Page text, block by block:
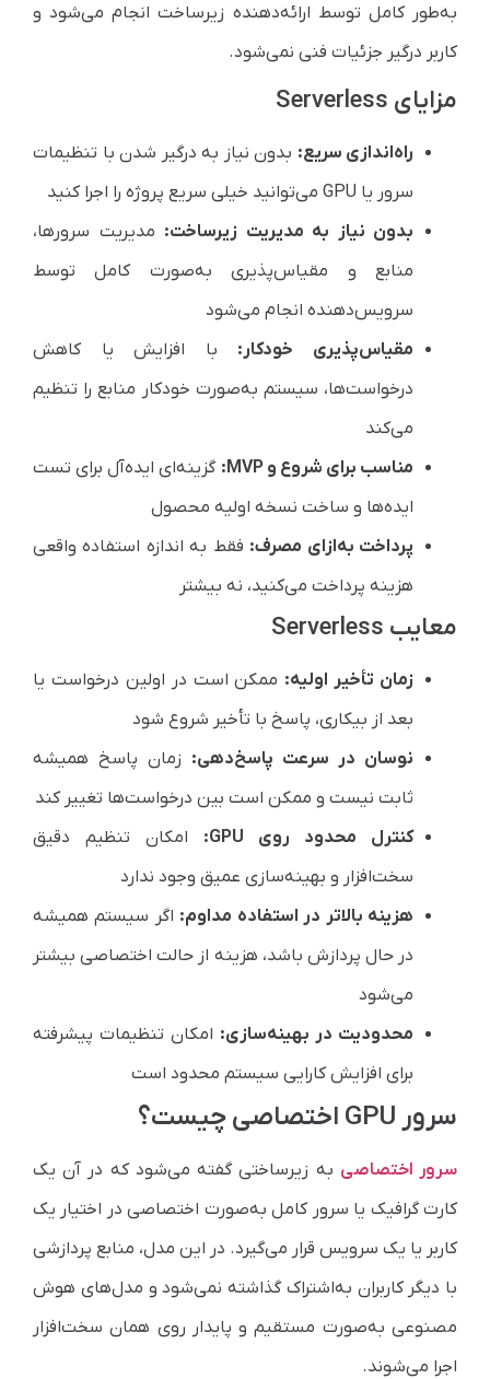
به‌طور کامل توسط ارائه‌دهنده زیرساخت انجام می‌شود و
کاربر درگیر جزئیات فنی نمی‌شود.
مزایای Serverless
راه‌اندازی سریع: بدون نیاز به درگیر شدن با تنظیمات
سرور یا GPU می‌توانید خیلی سریع پروژه را اجرا کنید
بدون نیاز به مدیریت زیرساخت: مدیریت سرورها،
منابع و مقیاس‌پذیری به‌صورت کامل توسط
سرویس‌دهنده انجام می‌شود
مقیاس‌پذیری خودکار: با افزایش یا کاهش
درخواست‌ها، سیستم به‌صورت خودکار منابع را تنظیم
می‌کند
مناسب برای شروع و MVP:
گزینه‌ای ایده‌آل برای تست
ایده‌ها و ساخت نسخه اولیه محصول
پرداخت به‌ازای مصرف: فقط به اندازه استفاده واقعی
هزینه پرداخت می‌کنید، نه بیشتر
معایب Serverless
زمان تأخیر اولیه: ممکن است در اولین درخواست یا
بعد از بیکاری، پاسخ با تأخیر شروع شود
نوسان در سرعت پاسخ‌دهی: زمان پاسخ همیشه
ثابت نیست و ممکن است بین درخواست‌ها تغییر کند
کنترل محدود روی GPU:
امکان تنظیم دقیق
سخت‌افزار و بهینه‌سازی عمیق وجود ندارد
هزینه بالاتر در استفاده مداوم: اگر سیستم همیشه
در حال پردازش باشد، هزینه از حالت اختصاصی بیشتر
می‌شود
محدودیت در بهینه‌سازی: امکان تنظیمات پیشرفته
برای افزایش کارایی سیستم محدود است
سرور GPU اختصاصی چیست؟
سرور اختصاصی به زیرساختی گفته می‌شود که در آن یک
کارت گرافیک یا سرور کامل به‌صورت اختصاصی در اختیار یک
کاربر یا یک سرویس قرار می‌گیرد. در این مدل، منابع پردازشی
با دیگر کاربران به‌اشتراک گذاشته نمی‌شود و مدل‌های هوش
مصنوعی به‌صورت مستقیم و پایدار روی همان سخت‌افزار
اجرا می‌شوند.